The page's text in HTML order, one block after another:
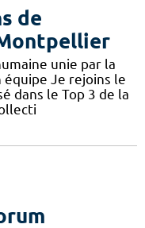
de
unie par la
Je rejoins le
dans le Top 3 de la